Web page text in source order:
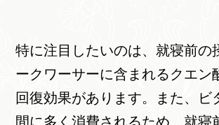
特に注目したいのは、就寝前の
ークワーサーに含まれるクエン
回復効果があります。また、ビ
間に多く消費されるため、就寝